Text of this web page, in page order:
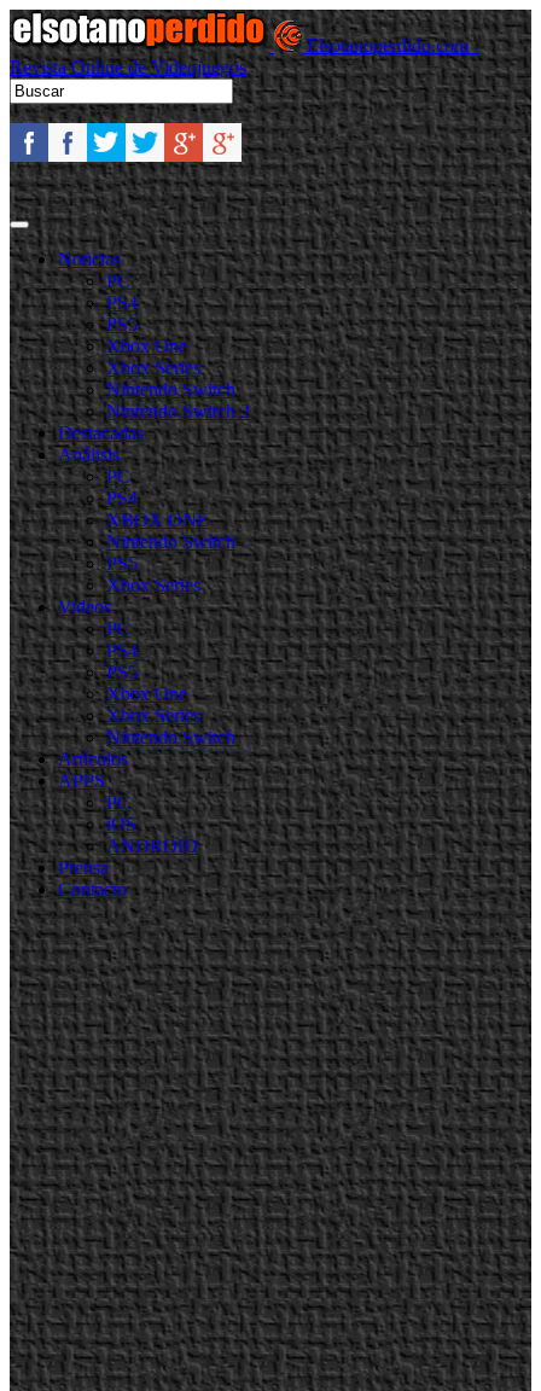
Elsotanoperdido.com -
Revista Online de Videojuegos
Noticias
PC
PS4
PS5
Xbox One
Xbox Series
Nintendo Switch
Nintendo Switch 2
Destacadas
Análisis
PC
PS4
XBOX ONE
Nintendo Switch
PS5
Xbox Series
Videos
PC
PS4
PS5
Xbox One
Xbox Series
Nintendo Switch
Artículos
APPS
PC
iOS
ANDROID
Prensa
Contacto